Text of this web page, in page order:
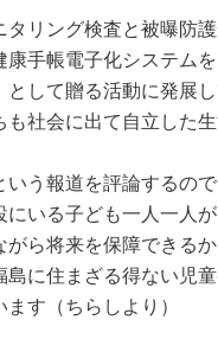
リング検査と被曝防
手帳電子化システム
して贈る活動に発展
社会に出て自立した
う報道を評論するの
いる子ども一人一人
ら将来を保障できるか
に住まざる得ない児
す（ちらしより）